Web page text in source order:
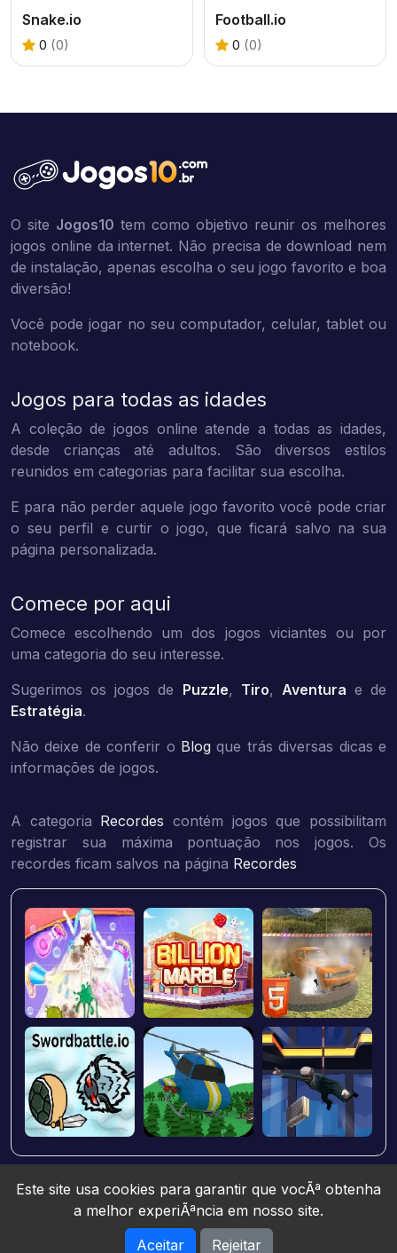
Snake.io
0 (0)
Football.io
0 (0)
O site Jogos10 tem como objetivo reunir os melhores
jogos online da internet. Não precisa de download nem
de instalação, apenas escolha o seu jogo favorito e boa
diversão!
Você pode jogar no seu computador, celular, tablet ou
notebook.
Jogos para todas as idades
A coleção de jogos online atende a todas as idades,
desde crianças até adultos. São diversos estilos
reunidos em categorias para facilitar sua escolha.
E para não perder aquele jogo favorito você pode criar
o seu perfil e curtir o jogo, que ficará salvo na sua
página personalizada.
Comece por aqui
Comece escolhendo um dos jogos viciantes ou por
uma categoria do seu interesse.
Sugerimos os jogos de Puzzle, Tiro, Aventura e de
Estratégia.
Não deixe de conferir o Blog que trás diversas dicas e
informações de jogos.
A categoria Recordes contém jogos que possibilitam
registrar sua máxima pontuação nos jogos. Os
recordes ficam salvos na página Recordes
Este site usa cookies para garantir que vocÃª obtenha
a melhor experiÃªncia em nosso site.
Aceitar
Rejeitar